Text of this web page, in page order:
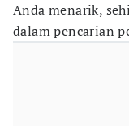
Anda menarik,
dalam pencarian